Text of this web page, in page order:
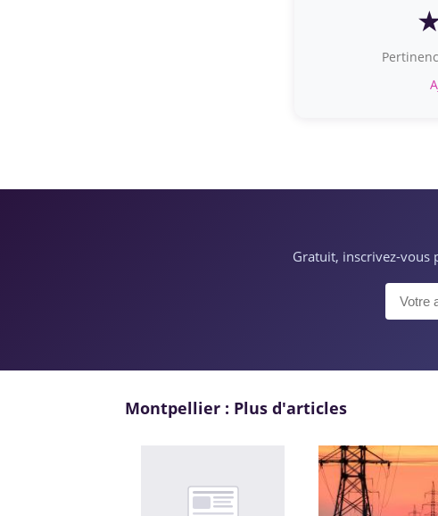
Gratuit, inscrivez-vous
Montpellier : Plus d'articles